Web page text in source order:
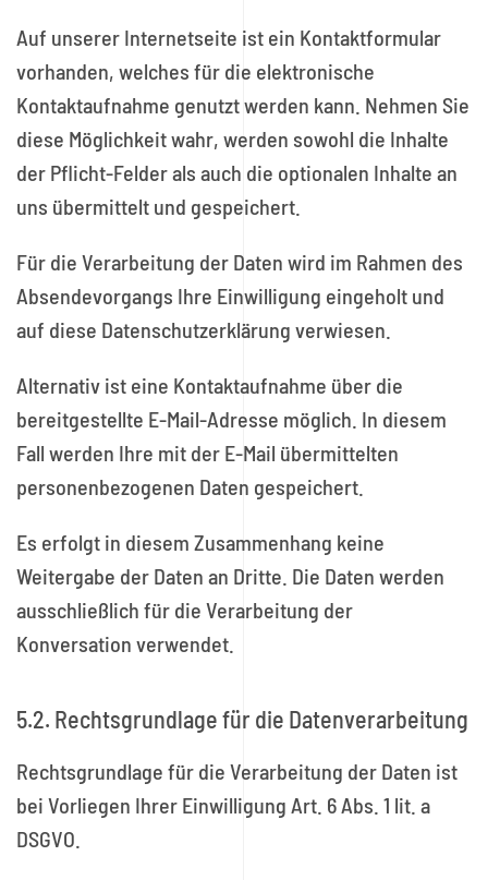
Auf unserer Internetseite ist ein Kontaktformular
vorhanden, welches für die elektronische
Kontaktaufnahme genutzt werden kann. Nehmen Sie
diese Möglichkeit wahr, werden sowohl die Inhalte
der Pflicht-Felder als auch die optionalen Inhalte an
uns übermittelt und gespeichert.
Für die Verarbeitung der Daten wird im Rahmen des
Absendevorgangs Ihre Einwilligung eingeholt und
auf diese Datenschutzerklärung verwiesen.
Alternativ ist eine Kontaktaufnahme über die
bereitgestellte E-Mail-Adresse möglich. In diesem
Fall werden Ihre mit der E-Mail übermittelten
personenbezogenen Daten gespeichert.
Es erfolgt in diesem Zusammenhang keine
Weitergabe der Daten an Dritte. Die Daten werden
ausschließlich für die Verarbeitung der
Konversation verwendet.
5.2. Rechtsgrundlage für die Datenverarbeitung
Rechtsgrundlage für die Verarbeitung der Daten ist
bei Vorliegen Ihrer Einwilligung Art. 6 Abs. 1 lit. a
DSGVO.